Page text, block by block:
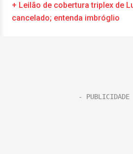
+ Leilão de cobertura triplex de
cancelado; entenda imbróglio